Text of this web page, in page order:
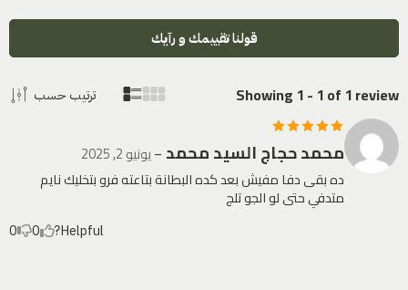
قولنا تقييمك و رآيك
Showing 1 - 1 of 1 review ترتيب حسب
Helpful?
0
0
تم التقييم5
محمد حجاج السيد محمد –يونيو 2, 2025
ده بقى دفا مفيش بعد كده البطانة بتاعته فرو بتخليك نايم
متدفي حتى لو الجو تلج